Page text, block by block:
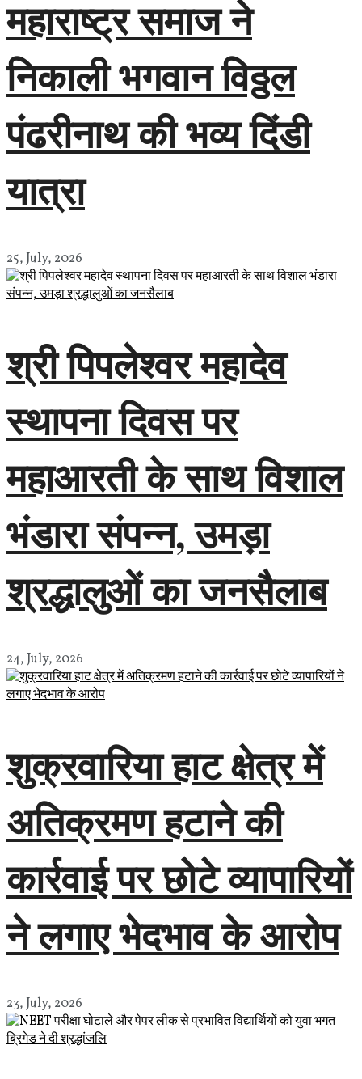
महाराष्ट्र समाज ने
निकाली भगवान विठ्ठल
पंढरीनाथ की भव्य दिंडी
यात्रा
25, July, 2026
श्री पिपलेश्वर महादेव
स्थापना दिवस पर
महाआरती के साथ विशाल
भंडारा संपन्न, उमड़ा
श्रद्धालुओं का जनसैलाब
24, July, 2026
शुक्रवारिया हाट क्षेत्र में
अतिक्रमण हटाने की
कार्रवाई पर छोटे व्यापारियों
ने लगाए भेदभाव के आरोप
23, July, 2026